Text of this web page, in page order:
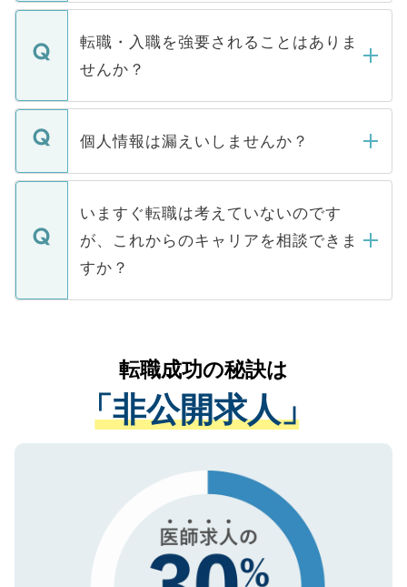
ます。通常、5営業日以内にはご連絡をせて
いただきますので、しばらくお待ちくださ
い。
マイナビDOCTORで取り扱っている求人の
うち約3割は、Webサイトからご覧いただ
けない「非公開求人」です。非公開求人は
下記の理由によって、一般には公開してい
ません。
■応募殺到を避けるため 人気のある医療機
関を公にしてしまうと、応募が殺到する場
に、医療機関が求める条件に合った人材の
みを人材紹介会社に依頼するケースが増え
ています。
転職・入職を強要されることはありま
せんか？
転職・入職を強要することは一切ありませ
ん。また、仮に応募先から内定をいただい
定を承諾する必要はありません。内定先へ
の辞退の連絡はキャリアパートナーが行い
ますので、ご安心ください。
個人情報は漏えいしませんか？
個人情報が漏えいすることはありませんの
で、ご安心ください。当サイトからの登録
などで収集したご登録者様の個人情報は、
ご本人のキャリアアップおよび転職活動の
支援を目的に使用いたします。お預かりし
ているすべての個人データはご本人の許可
は、個人情報の取り扱いについての厳密な
管理基準を満たした事業者のみに付与され
る、プライバシーマークを取得済みです。
ご登録いただいた個人情報は、SSL（デー
で、機密保持に関してもご安心ください。
いますぐ転職は考えていないのです
が、これからのキャリアを相談できま
すか？
かがいして、現在の医療機関の状況や紹介
経験をまじえながら、適切なアドバイスを
させていただきます。すぐにご転職をされ
ない方には、長期的なサポートが可能です
ので、まずはご登録ください。
転職成功の秘訣は
「非公開求人」